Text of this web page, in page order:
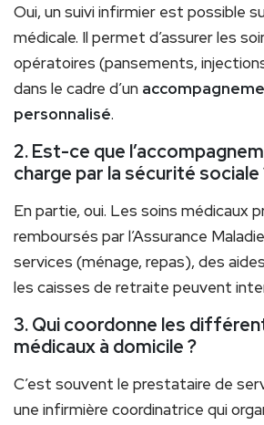
Oui, un suivi infirmier est possible
médicale. Il permet d’assurer les
opératoires (pansements,
dans le cadre d’un
personnalisé.
2. Est-ce que
charge par la sécurité sociale
En partie, oui. Les soins médicaux
remboursés par l’Assurance
services (ménage, repas), des
les caisses de retraite peuvent
3. Qui coordonne les
médicaux à domicile ?
C’est souvent le prestataire de
une infirmière coordinatrice qui